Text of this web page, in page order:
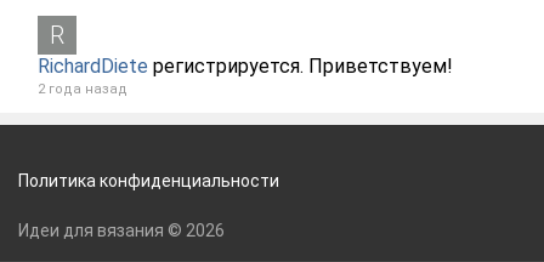
RichardDiete регистрируется. Приветствуем!
2 года назад
Политика конфиденциальности
Идеи для вязания © 2026